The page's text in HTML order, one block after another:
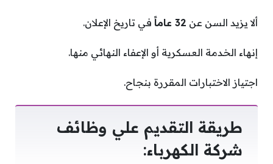
ألا يزيد السن عن 32 عاماً في تاريخ الإعلان.
إنهاء الخدمة العسكرية أو الإعفاء النهائي منها.
اجتياز الاختبارات المقررة بنجاح.
طريقة التقديم علي وظائف
شركة الكهرباء: